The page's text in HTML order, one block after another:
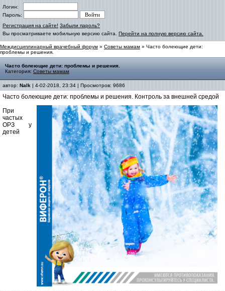
Логин:
Пароль:
Регистрация на сайте! Забыли пароль?
Вы просматриваете мобильную версию сайта. Перейти на полную версию сайта.
Междисциплинарный врачебный форум » Советы мамам » Часто болеющие дети:
проблемы и решения.
Часто болеющие дети: проблемы и решения.
Категория: Советы мамам
автор: Nalk | 4-02-2018, 23:34 | Просмотров: 9686
Часто болеющие дети: проблемы и решения. Контроль за внешней средой
При
частых
ОРЗ у
детей